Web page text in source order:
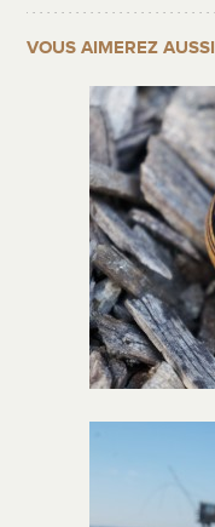
VOUS AIMEREZ AUSSI